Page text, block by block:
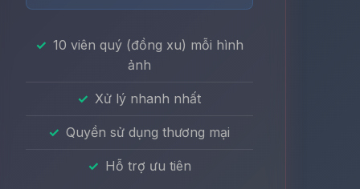
10 viên quý (đồng xu) mỗi hình
ảnh
Xử lý nhanh nhất
Quyền sử dụng thương mại
Hỗ trợ ưu tiên